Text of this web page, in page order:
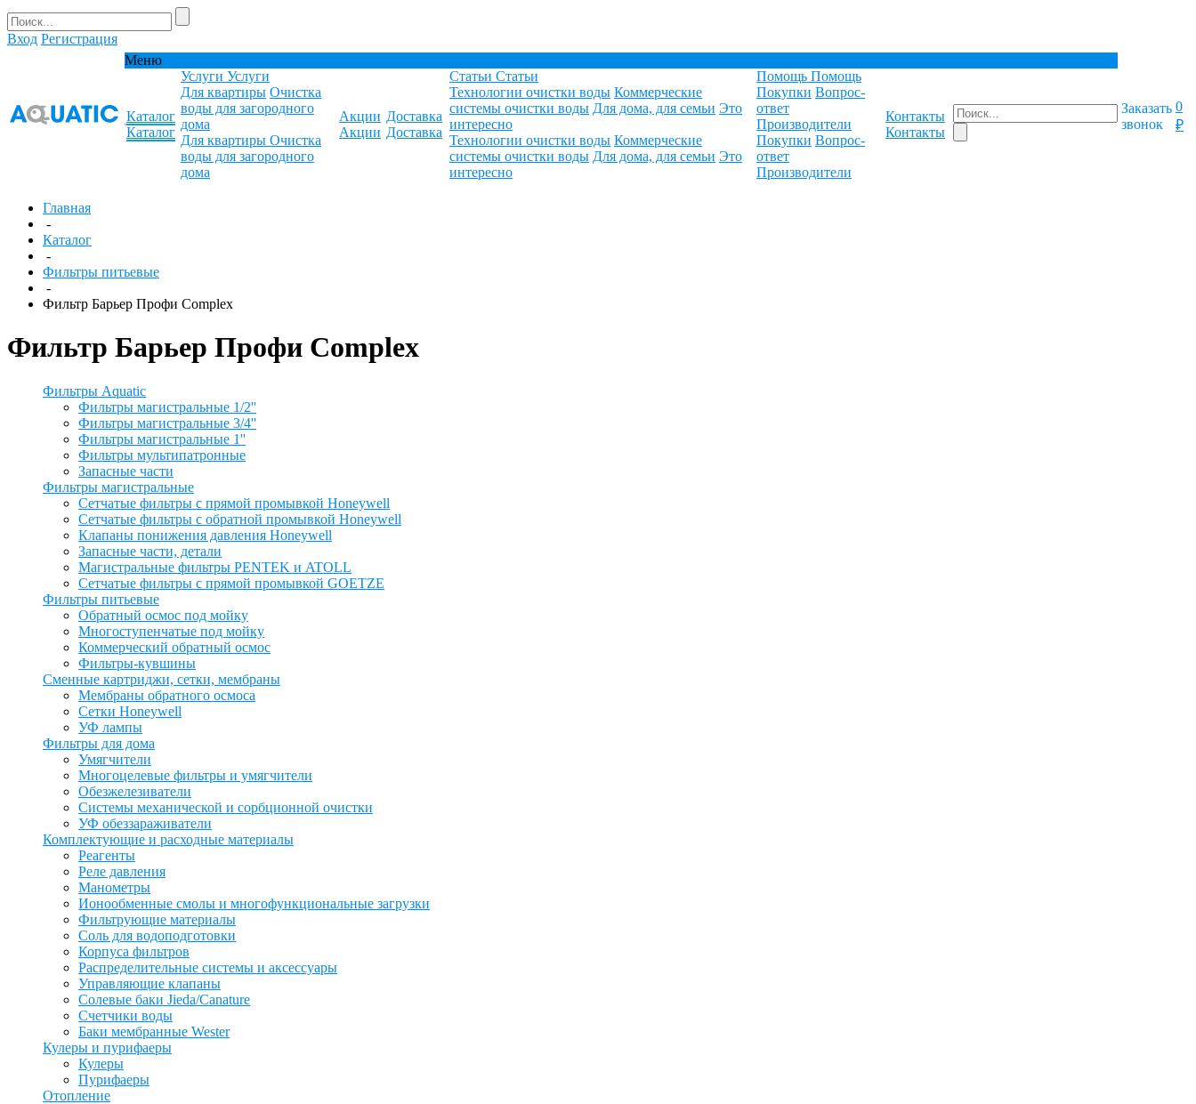
Вход Регистрация
Меню
Каталог
Каталог
Услуги Услуги
Для квартиры Очистка
воды для загородного
дома
Для квартиры Очистка
воды для загородного
дома
Акции
Акции
Доставка
Доставка
Статьи Статьи
Технологии очистки воды Коммерческие
системы очистки воды Для дома, для семьи Это
интересно
Технологии очистки воды Коммерческие
системы очистки воды Для дома, для семьи Это
интересно
Помощь Помощь
Покупки Вопрос-
ответ
Производители
Покупки Вопрос-
ответ
Производители
Контакты
Контакты
Заказать
звонок
0
₽
Главная
-
Каталог
-
Фильтры питьевые
-
Фильтр Барьер Профи Complex
Фильтр Барьер Профи Complex
Фильтры Aquatic
Фильтры магистральные 1/2''
Фильтры магистральные 3/4''
Фильтры магистральные 1''
Фильтры мультипатронные
Запасные части
Фильтры магистральные
Сетчатые фильтры с прямой промывкой Honeywell
Сетчатые фильтры с обратной промывкой Honeywell
Клапаны понижения давления Honeywell
Запасные части, детали
Магистральные фильтры PENTEK и ATOLL
Сетчатые фильтры с прямой промывкой GOETZE
Фильтры питьевые
Обратный осмос под мойку
Многоступенчатые под мойку
Коммерческий обратный осмос
Фильтры-кувшины
Сменные картриджи, сетки, мембраны
Мембраны обратного осмоса
Сетки Honeywell
УФ лампы
Фильтры для дома
Умягчители
Многоцелевые фильтры и умягчители
Обезжелезиватели
Системы механической и сорбционной очистки
УФ обеззараживатели
Комплектующие и расходные материалы
Реагенты
Реле давления
Манометры
Ионообменные смолы и многофункциональные загрузки
Фильтрующие материалы
Соль для водоподготовки
Корпуса фильтров
Распределительные системы и аксессуары
Управляющие клапаны
Солевые баки Jieda/Canature
Счетчики воды
Баки мембранные Wester
Кулеры и пурифаеры
Кулеры
Пурифаеры
Отопление